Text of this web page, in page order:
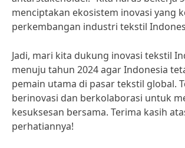
menciptakan ekosistem inovasi yang
perkembangan industri tekstil
Jadi, mari kita dukung inovasi tekstil
menuju tahun 2024 agar Indonesia
pemain utama di pasar tekstil global.
berinovasi dan berkolaborasi untuk
kesuksesan bersama. Terima kasih
perhatiannya!